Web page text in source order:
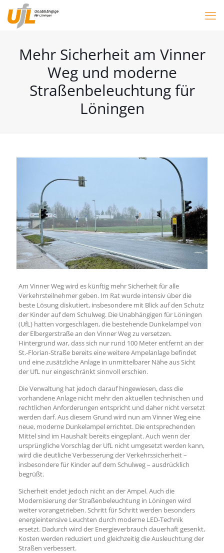
Mehr Sicherheit am Vinner
Weg und moderne
Straßenbeleuchtung für
Löningen
Am Vinner Weg wird es künftig mehr Sicherheit für alle
Verkehrsteilnehmer geben. Im Rat wurde intensiv über die
beste Lösung diskutiert, insbesondere mit Blick auf den Schutz
der Kinder auf dem Schulweg. Die Unabhängigen für Löningen
(UfL) hatten vorgeschlagen, die bestehende Dunkelampel von
der Elbergerstraße an den Vinner Weg zu versetzen.
Hintergrund war, dass sich nur rund 100 Meter entfernt an der
St.-Florian-Straße bereits eine weitere Ampelanlage befindet
und eine zusätzliche Anlage in unmittelbarer Nähe aus Sicht
der UfL nur eingeschränkt sinnvoll erschien.
Die Verwaltung hat jedoch darauf hingewiesen, dass die
vorhandene Anlage nicht mehr den aktuellen technischen und
rechtlichen Anforderungen entspricht und daher nicht versetzt
werden darf. Aus diesem Grund wird nun am Vinner Weg eine
neue, moderne Dunkelampel errichtet. Die entsprechenden
Mittel sind im Haushalt bereits eingeplant. Auch wenn der
ursprüngliche Vorschlag der UfL nicht umgesetzt werden kann,
wird die deutliche Verbesserung der Verkehrssicherheit –
insbesondere für Kinder auf dem Schulweg – ausdrücklich
begrüßt.
Sicherheit endet jedoch nicht an der Ampel. Auch die
Modernisierung der Straßenbeleuchtung in Löningen wird
weiter vorangetrieben. Schritt für Schritt werden besonders
energieintensive Leuchten durch moderne LED-Technik
ersetzt. Dadurch wird der Energieverbrauch dauerhaft gesenkt,
Kosten werden reduziert und gleichzeitig die Ausleuchtung der
Straßen verbessert.